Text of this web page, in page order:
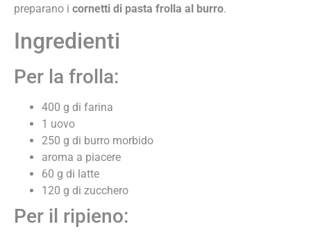
preparano i cornetti di pasta frolla al burro.
Ingredienti
Per la frolla:
400 g di farina
1 uovo
250 g di burro morbido
aroma a piacere
60 g di latte
120 g di zucchero
Per il ripieno: